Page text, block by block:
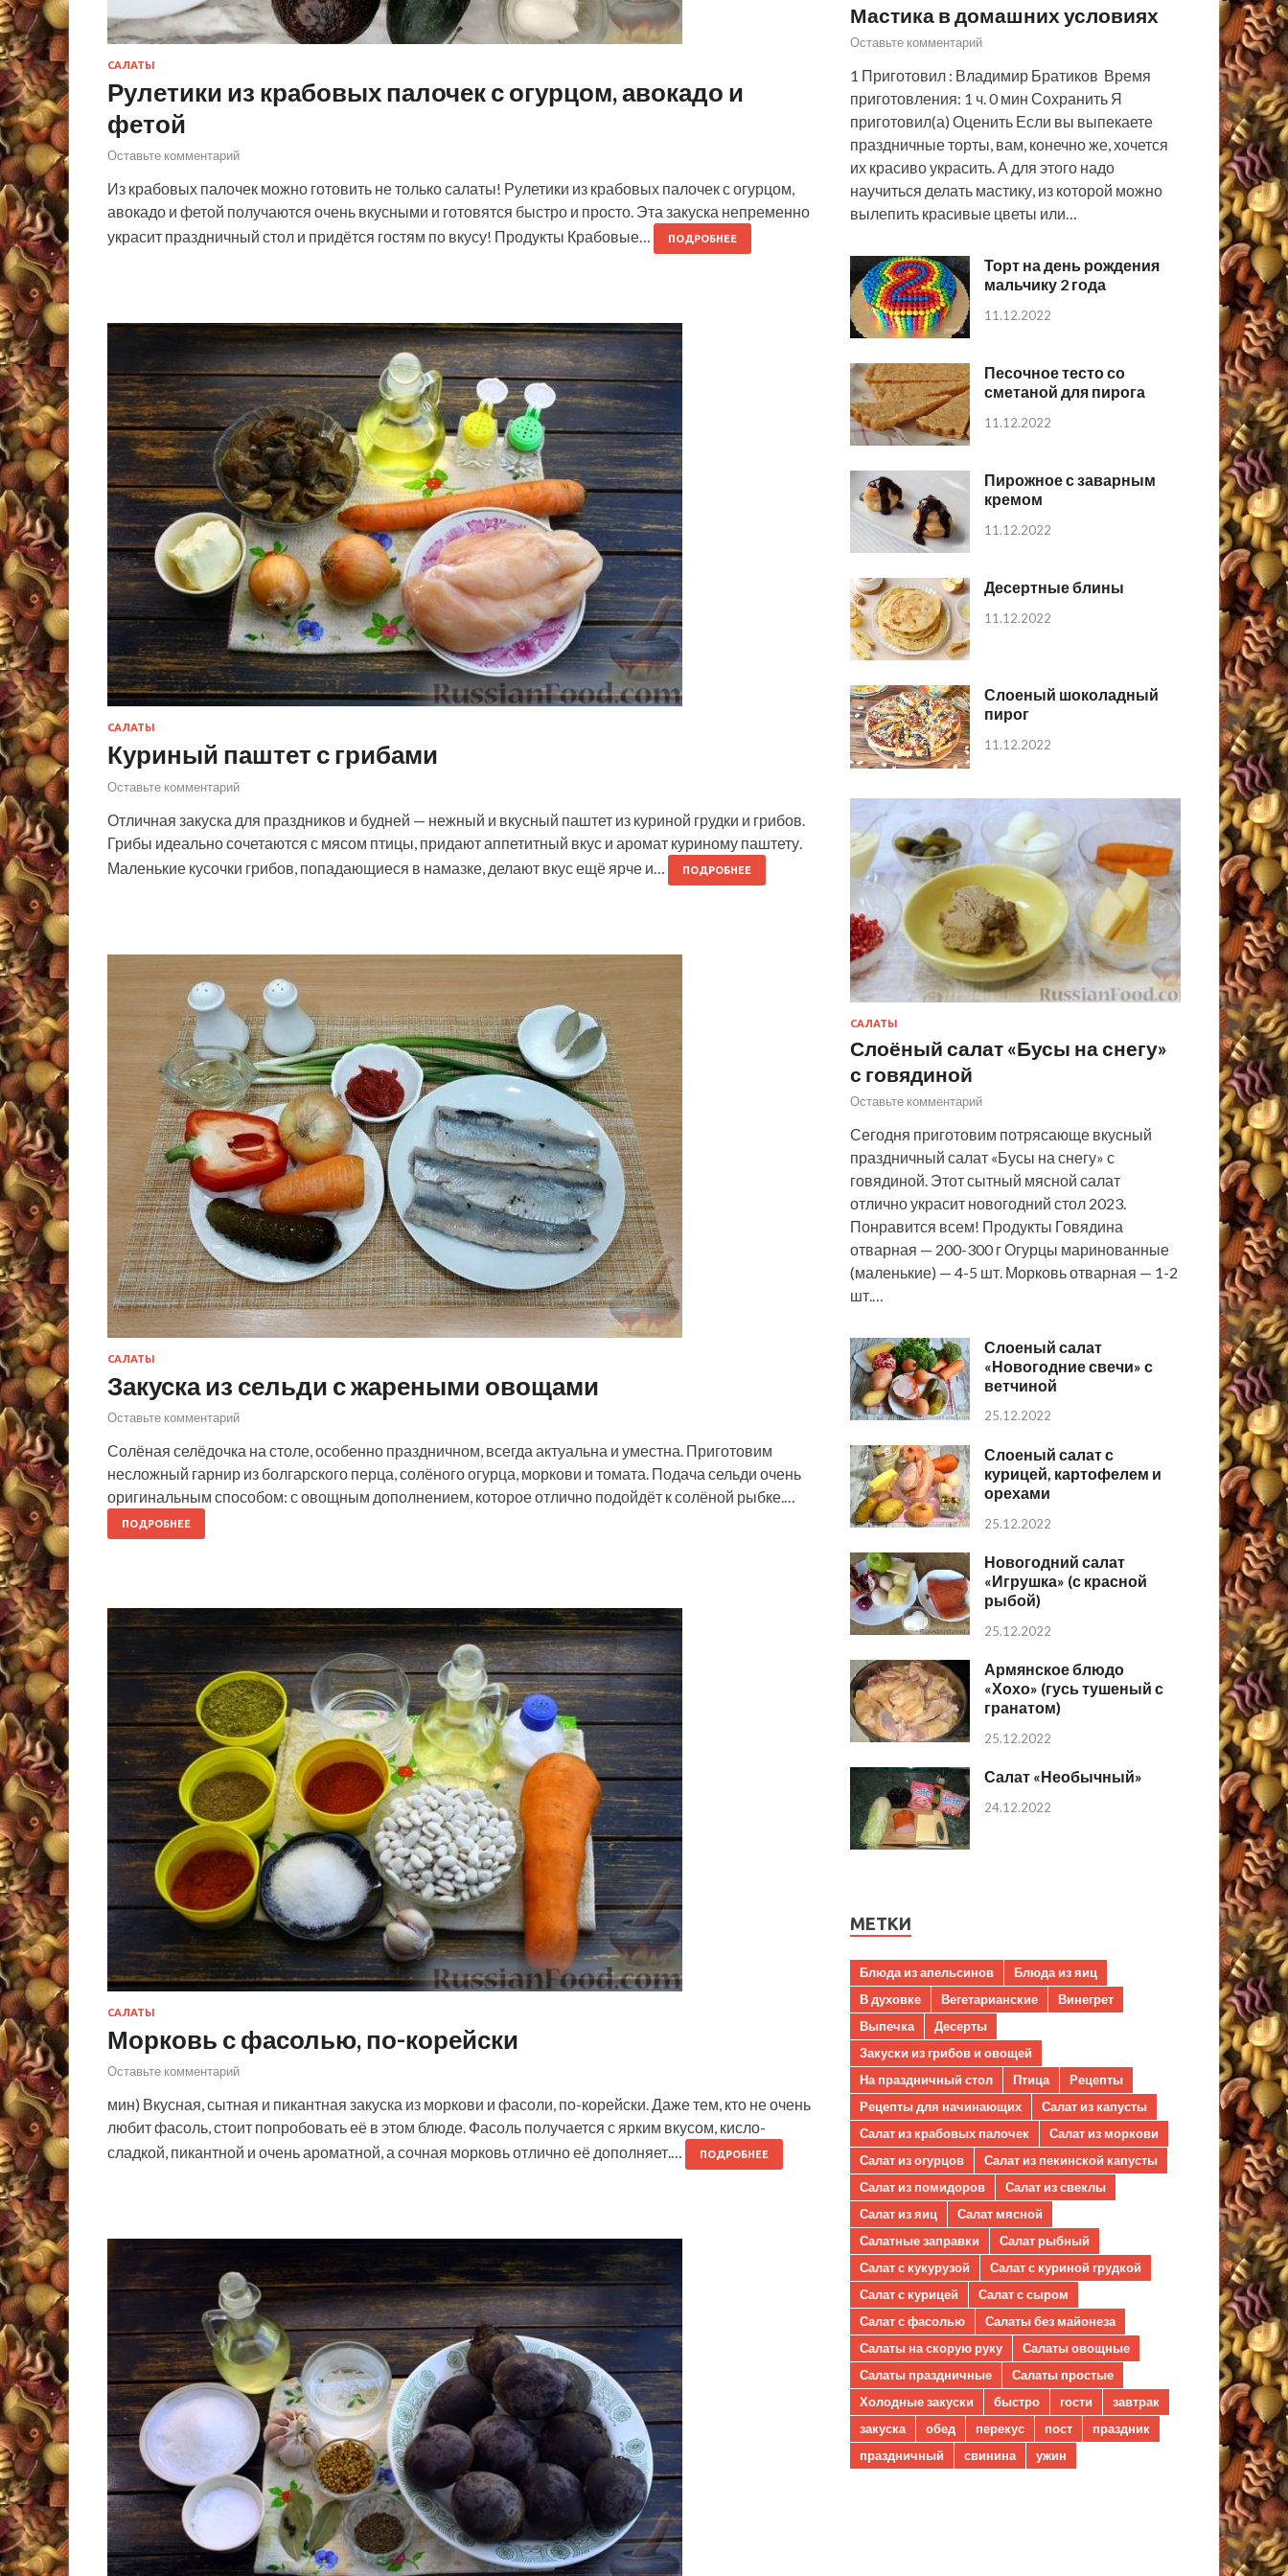
САЛАТЫ
Рулетики из крабовых палочек с огурцом, авокадо и
фетой
Оставьте комментарий
Из крабовых палочек можно готовить не только салаты! Рулетики из крабовых палочек с огурцом,
авокадо и фетой получаются очень вкусными и готовятся быстро и просто. Эта закуска непременно
украсит праздничный стол и придётся гостям по вкусу! Продукты Крабовые…
ПОДРОБНЕЕ
САЛАТЫ
Куриный паштет с грибами
Оставьте комментарий
Отличная закуска для праздников и будней — нежный и вкусный паштет из куриной грудки и грибов.
Грибы идеально сочетаются с мясом птицы, придают аппетитный вкус и аромат куриному паштету.
Маленькие кусочки грибов, попадающиеся в намазке, делают вкус ещё ярче и…
ПОДРОБНЕЕ
САЛАТЫ
Закуска из сельди с жареными овощами
Оставьте комментарий
Солёная селёдочка на столе, особенно праздничном, всегда актуальна и уместна. Приготовим
несложный гарнир из болгарского перца, солёного огурца, моркови и томата. Подача сельди очень
оригинальным способом: с овощным дополнением, которое отлично подойдёт к солёной рыбке.…
ПОДРОБНЕЕ
САЛАТЫ
Морковь с фасолью, по-корейски
Оставьте комментарий
мин) Вкусная, сытная и пикантная закуска из моркови и фасоли, по-корейски. Даже тем, кто не очень
любит фасоль, стоит попробовать её в этом блюде. Фасоль получается с ярким вкусом, кисло-
сладкой, пикантной и очень ароматной, а сочная морковь отлично её дополняет.…
ПОДРОБНЕЕ
Мастика в домашних условиях
Оставьте комментарий
1 Приготовил : Владимир Братиков Время
приготовления: 1 ч. 0 мин Сохранить Я
приготовил(а) Оценить Если вы выпекаете
праздничные торты, вам, конечно же, хочется
их красиво украсить. А для этого надо
научиться делать мастику, из которой можно
вылепить красивые цветы или…
Торт на день рождения
мальчику 2 года
11.12.2022
Песочное тесто со
сметаной для пирога
11.12.2022
Пирожное с заварным
кремом
11.12.2022
Десертные блины
11.12.2022
Слоеный шоколадный
пирог
11.12.2022
САЛАТЫ
Слоёный салат «Бусы на снегу»
с говядиной
Оставьте комментарий
Сегодня приготовим потрясающе вкусный
праздничный салат «Бусы на снегу» с
говядиной. Этот сытный мясной салат
отлично украсит новогодний стол 2023.
Понравится всем! Продукты Говядина
отварная — 200-300 г Огурцы маринованные
(маленькие) — 4-5 шт. Морковь отварная — 1-2
шт.…
Слоеный салат
«Новогодние свечи» с
ветчиной
25.12.2022
Слоеный салат с
курицей, картофелем и
орехами
25.12.2022
Новогодний салат
«Игрушка» (с красной
рыбой)
25.12.2022
Армянское блюдо
«Хохо» (гусь тушеный с
гранатом)
25.12.2022
Салат «Необычный»
24.12.2022
МЕТКИ
Блюда из апельсинов
Блюда из яиц
В духовке
Вегетарианские
Винегрет
Выпечка
Десерты
Закуски из грибов и овощей
На праздничный стол
Птица
Рецепты
Рецепты для начинающих
Салат из капусты
Салат из крабовых палочек
Салат из моркови
Салат из огурцов
Салат из пекинской капусты
Салат из помидоров
Салат из свеклы
Салат из яиц
Салат мясной
Салатные заправки
Салат рыбный
Салат с кукурузой
Салат с куриной грудкой
Салат с курицей
Салат с сыром
Салат с фасолью
Салаты без майонеза
Салаты на скорую руку
Салаты овощные
Салаты праздничные
Салаты простые
Холодные закуски
быстро гости
завтрак
закуска
обед перекус пост
праздник
праздничный
свинина ужин